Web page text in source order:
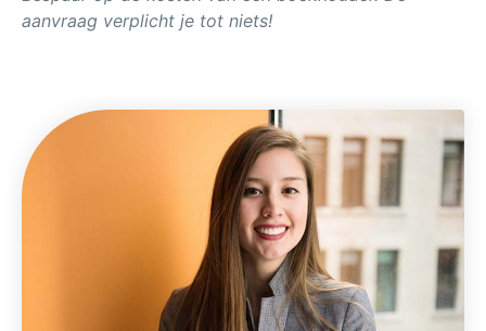
aanvraag verplicht je tot niets!